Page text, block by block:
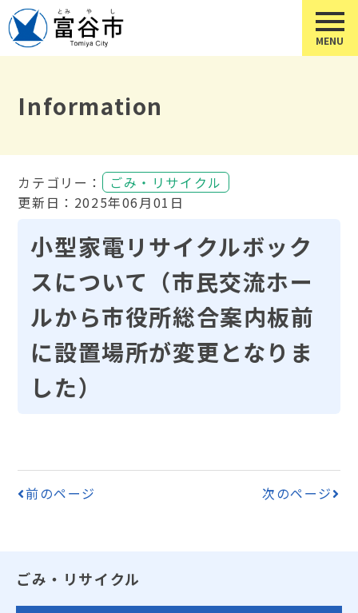
Information
カテゴリー：
ごみ・リサイクル
更新日：2025年06月01日
小型家電リサイクルボック
スについて（市民交流ホー
ルから市役所総合案内板前
に設置場所が変更となりま
した）
前のページ 次のページ
ごみ・リサイクル